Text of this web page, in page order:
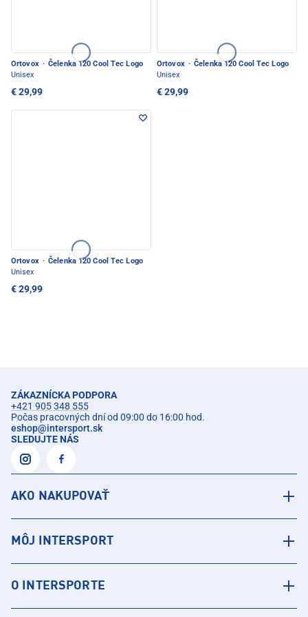
Ortovox · Čelenka 120 Cool Tec Logo
Unisex
€ 29,99
Ortovox · Čelenka 120 Cool Tec Logo
Unisex
€ 29,99
Ortovox · Čelenka 120 Cool Tec Logo
Unisex
€ 29,99
ZÁKAZNÍCKA PODPORA
+421 905 348 555
Počas pracovných dní od 09:00 do 16:00 hod.
eshop@intersport.sk
SLEDUJTE NÁS
AKO NAKUPOVAŤ
MÔJ INTERSPORT
O INTERSPORTE